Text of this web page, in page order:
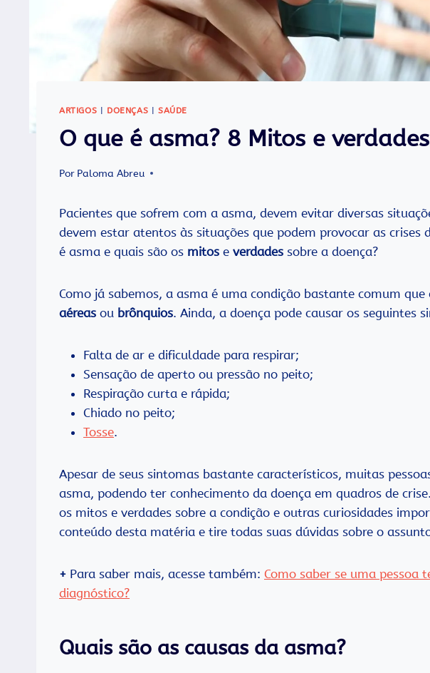
ARTIGOS DOENÇAS SAÚDE
O que é asma? 8 Mitos e
Por Paloma Abreu
Pacientes que sofrem com a asma, devem evitar diversas
devem estar atentos às situações que podem provocar as crises
é asma e quais são os mitos e verdades sobre a doença?
Como já sabemos, a asma é uma condição bastante comum
aéreas ou brônquios. Ainda, a doença pode causar os seguintes
Falta de ar e dificuldade para respirar;
Sensação de aperto ou pressão no peito;
Respiração curta e rápida;
Chiado no peito;
Tosse.
Apesar de seus sintomas bastante característicos, muitas
asma, podendo ter conhecimento da doença em quadros de
os mitos e verdades sobre a condição e outras curiosidades
conteúdo desta matéria e tire todas suas dúvidas sobre o
+ Para saber mais, acesse também: Como saber se uma pessoa
diagnóstico?
Quais são as causas da asma?